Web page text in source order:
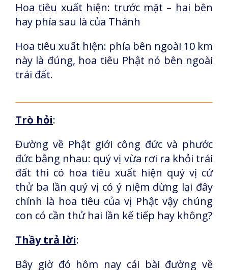
Hoa tiêu xuất hiện: trước mặt – hai bên
hay phía sau là của Thánh
Hoa tiêu xuất hiện: phía bên ngoài 10 km
này là đúng, hoa tiêu Phật nó bên ngoài
trái đất.
Trò hỏi:
Đường về Phật giới công đức và phước
đức bằng nhau: quý vị vừa rơi ra khỏi trái
đất thì có hoa tiêu xuất hiện quý vị cứ
thử ba lần quý vị có ý niệm dừng lại đây
chính là hoa tiêu của vị Phật vậy chúng
con có cần thử hai lần kế tiếp hay không?
Thầy trả lời:
Bây giờ đó hôm nay cái bài đường về